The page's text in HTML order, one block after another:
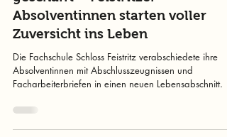
Bildung mit Zukunft: Abschluss
geschafft – Feistritzer
Absolventinnen starten voller
Zuversicht ins Leben
Absolventinnen mit Abschlusszeugnissen und
Facharbeiterbriefen in einen neuen Lebensabschnitt.